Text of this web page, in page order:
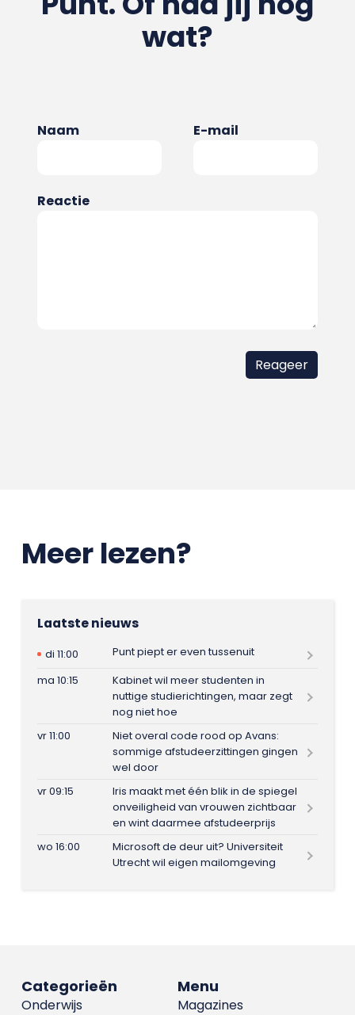
wat?
Naam E-mail
Reactie
Meer lezen?
Laatste nieuws
di 11:00
Punt piept er even tussenuit
ma 10:15
Kabinet wil meer studenten in
nuttige studierichtingen, maar zegt
nog niet hoe
vr 11:00
Niet overal code rood op Avans:
sommige afstudeerzittingen gingen
wel door
vr 09:15
Iris maakt met één blik in de spiegel
onveiligheid van vrouwen zichtbaar
en wint daarmee afstudeerprijs
wo 16:00
Microsoft de deur uit? Universiteit
Utrecht wil eigen mailomgeving
Menu
Magazines
Categorieën
Onderwijs